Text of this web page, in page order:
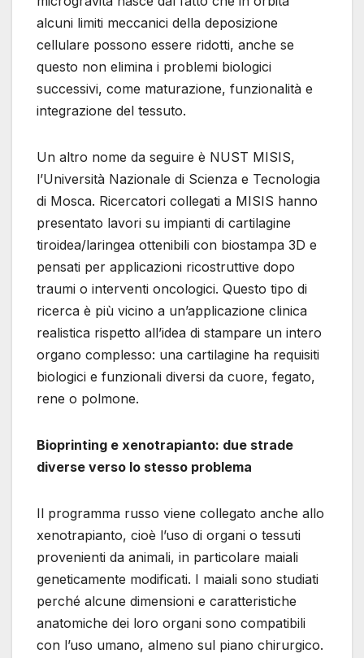
alcuni limiti meccanici della deposizione
cellulare possono essere ridotti, anche se
questo non elimina i problemi biologici
successivi, come maturazione, funzionalità e
integrazione del tessuto.
Un altro nome da seguire è NUST MISIS,
l’Università Nazionale di Scienza e Tecnologia
di Mosca. Ricercatori collegati a MISIS hanno
presentato lavori su impianti di cartilagine
tiroidea/laringea ottenibili con biostampa 3D e
pensati per applicazioni ricostruttive dopo
traumi o interventi oncologici. Questo tipo di
ricerca è più vicino a un’applicazione clinica
realistica rispetto all’idea di stampare un intero
organo complesso: una cartilagine ha requisiti
biologici e funzionali diversi da cuore, fegato,
rene o polmone.
Bioprinting e xenotrapianto: due strade
diverse verso lo stesso problema
Il programma russo viene collegato anche allo
xenotrapianto, cioè l’uso di organi o tessuti
provenienti da animali, in particolare maiali
geneticamente modificati. I maiali sono studiati
perché alcune dimensioni e caratteristiche
anatomiche dei loro organi sono compatibili
con l’uso umano, almeno sul piano chirurgico.